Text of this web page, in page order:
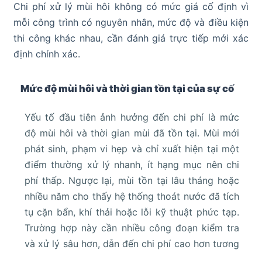
Chi phí xử lý mùi hôi không có mức giá cố định vì
mỗi công trình có nguyên nhân, mức độ và điều kiện
thi công khác nhau, cần đánh giá trực tiếp mới xác
định chính xác.
Mức độ mùi hôi và thời gian tồn tại của sự cố
Yếu tố đầu tiên ảnh hưởng đến chi phí là mức
độ mùi hôi và thời gian mùi đã tồn tại. Mùi mới
phát sinh, phạm vi hẹp và chỉ xuất hiện tại một
điểm thường xử lý nhanh, ít hạng mục nên chi
phí thấp. Ngược lại, mùi tồn tại lâu tháng hoặc
nhiều năm cho thấy hệ thống thoát nước đã tích
tụ cặn bẩn, khí thải hoặc lỗi kỹ thuật phức tạp.
Trường hợp này cần nhiều công đoạn kiểm tra
và xử lý sâu hơn, dẫn đến chi phí cao hơn tương